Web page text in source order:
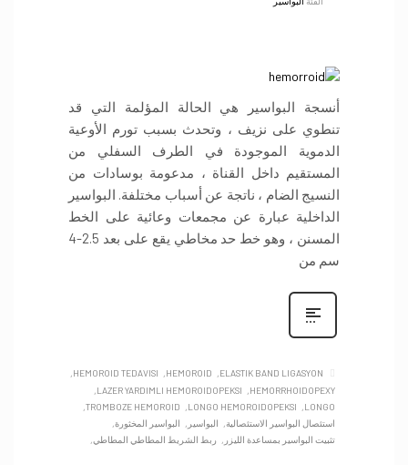
أنسجة البواسير هي الحالة المؤلمة التي قد
تنطوي على نزيف ، وتحدث بسبب تورم الأوعية
الدموية الموجودة في الطرف السفلي من
المستقيم داخل القناة ، مدعومة بوسادات من
النسيج الضام ، ناتجة عن أسباب مختلفة. البواسير
الداخلية عبارة عن مجمعات وعائية على الخط
المسنن ، وهو خط حد مخاطي يقع على بعد 2.5-4
سم من
ELASTIK BAND LIGASYON
HEMOROID
HEMOROID TEDAVISI
HEMORRHOIDOPEXY
LAZER YARDIMLI HEMOROIDOPEKSI
LONGO
LONGO HEMOROIDOPEKSI
TROMBOZE HEMOROID
استئصال البواسير الاستئصالية
البواسير
البواسير المخثورة
تثبيت البواسير بمساعدة الليزر
ربط الشريط المطاطي المطاطي